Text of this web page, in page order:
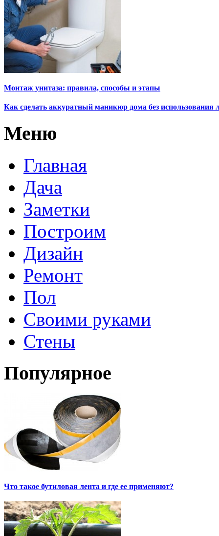
Монтаж унитаза: правила, способы и этапы
Как сделать аккуратный маникюр дома без использования
Меню
Главная
Дача
Заметки
Построим
Дизайн
Ремонт
Пол
Своими руками
Стены
Популярное
Что такое бутиловая лента и где ее применяют?